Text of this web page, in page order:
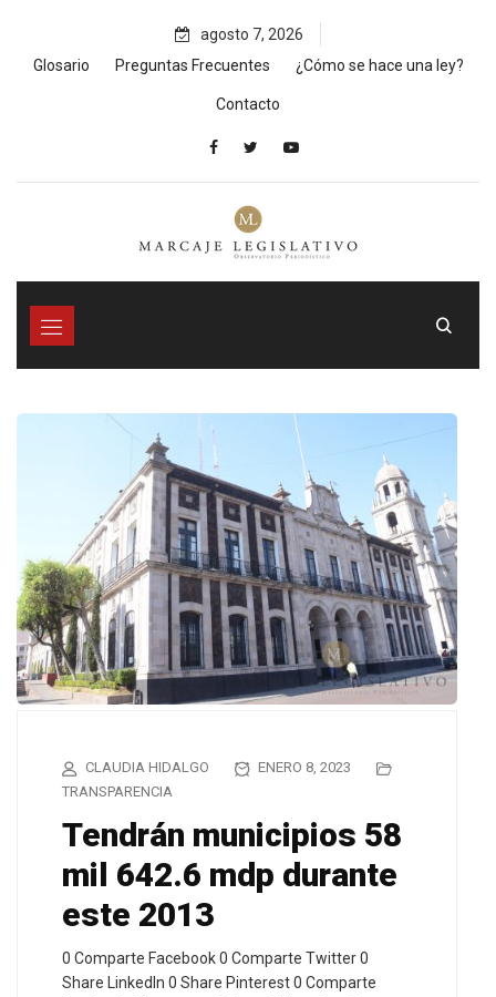
content
agosto 7, 2026
Glosario
Preguntas Frecuentes ¿Cómo se hace una ley?
Contacto
CLAUDIA HIDALGO
ENERO 8, 2023
TRANSPARENCIA
Tendrán municipios 58
mil 642.6 mdp durante
este 2013
0 Comparte Facebook 0 Comparte Twitter 0
Share LinkedIn 0 Share Pinterest 0 Comparte